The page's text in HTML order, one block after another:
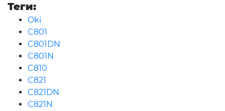
Теги:
Oki
C801
C801DN
C801N
C810
C821
C821DN
C821N